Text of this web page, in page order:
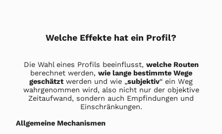
Welche Effekte hat ein Profil?
Die Wahl eines Profils beeinflusst, welche Routen
berechnet werden, wie lange bestimmte Wege
geschätztwerden und wie „subjektiv“ ein Weg
wahrgenommen wird, also nicht nur der objektive
Zeitaufwand, sondern auch Empfindungen und
Einschränkungen.
Allgemeine Mechanismen